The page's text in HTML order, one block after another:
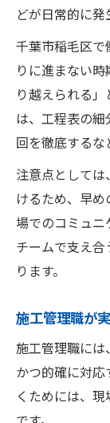
どが日常的に発
千葉市稲毛区
りに進まない
り越えられる
は、工程表の
回を徹底するな
注意点として
けるため、早
場でのコミュ
チームで支え
ります。
施工管理職が
施工管理職に
かつ的確に対
くためには、